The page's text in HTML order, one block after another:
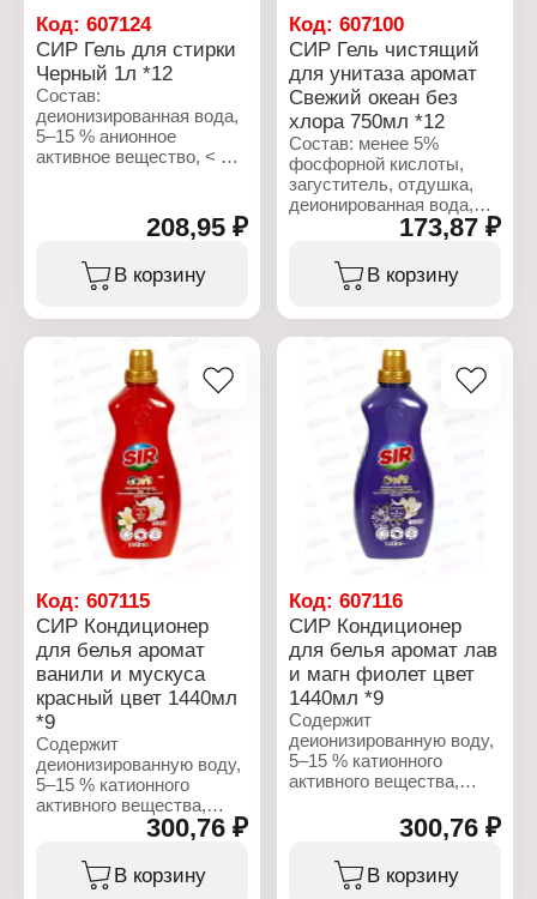
для мытья посуды
Аромат: Яблоко
Объем: 1 л
Назначение:
универсальный
Тип стирки: для
машинной стирки
Объем: 1 л
Код: 607124
СИР Гель для стирки
Черный 1л *12
Состав:
деионизированная вода,
5–15 % анионное
активное вещество, < 5
мыло, полимер,
ферменты, оптический
отбеливатель,
консерванты
метилизотиазолинон),
отдушка (линалоол),
Характеристики:
Бренд: SIR
Тип товара: Средство
для стирки
Форма выпуска: Гель
для стирки
Назначение: для черного
Тип стирки: для
Объем: 1 л
208,95 ₽
В корзину
Код:607100
СИР Гель чистящий
для унитаза аромат
Свежий океан без
хлора 750мл *12
Состав: менее 5%
фосфорной кислоты,
загуститель, отдушка,
деионированная вода,
Характеристики:
Бренд: SIR
Форма выпуска: гель
Назначение: для унитаза
Аромат: "Свежий океан"
Особенность: без хлора
Объем: 750 мл
173,87 ₽
В корзину
Код: 607115
СИР Кондиционер
для белья аромат
ванили и мускуса
красный цвет 1440мл
*9
Содержит
деионизированную воду,
5–15 % катионного
активного вещества,
ароматизатор (кумарин,
линалилацетат,
тетраметилацетилоктагидронафталины),
300,76 ₽
В корзину
Код:607116
СИР Кондиционер
для белья аромат лав
и магн фиолет цвет
1440мл *9
Содержит
деионизированную воду,
5–15 % катионного
активного вещества,
линалилацетат,
консервант
300,76 ₽
В корзину